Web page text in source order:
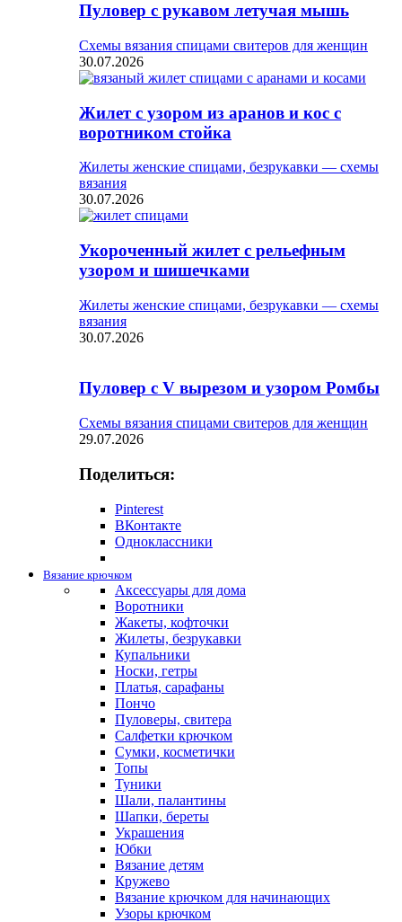
Пуловер с рукавом летучая мышь
Схемы вязания спицами свитеров для женщин
30.07.2026
Жилет с узором из аранов и кос с
воротником стойка
Жилеты женские спицами, безрукавки — схемы
вязания
30.07.2026
Укороченный жилет с рельефным
узором и шишечками
Жилеты женские спицами, безрукавки — схемы
вязания
30.07.2026
Пуловер с V вырезом и узором Ромбы
Схемы вязания спицами свитеров для женщин
29.07.2026
Поделиться:
Pinterest
ВКонтакте
Одноклассники
Вязание крючком
Аксессуары для дома
Воротники
Жакеты, кофточки
Жилеты, безрукавки
Купальники
Носки, гетры
Платья, сарафаны
Пончо
Пуловеры, свитера
Салфетки крючком
Сумки, косметички
Топы
Туники
Шали, палантины
Шапки, береты
Украшения
Юбки
Вязание детям
Кружево
Вязание крючком для начинающих
Узоры крючком